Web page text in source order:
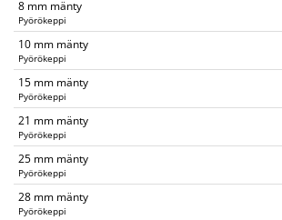
8 mm mänty
Pyörökeppi
10 mm mänty
Pyörökeppi
15 mm mänty
Pyörökeppi
21 mm mänty
Pyörökeppi
25 mm mänty
Pyörökeppi
28 mm mänty
Pyörökeppi